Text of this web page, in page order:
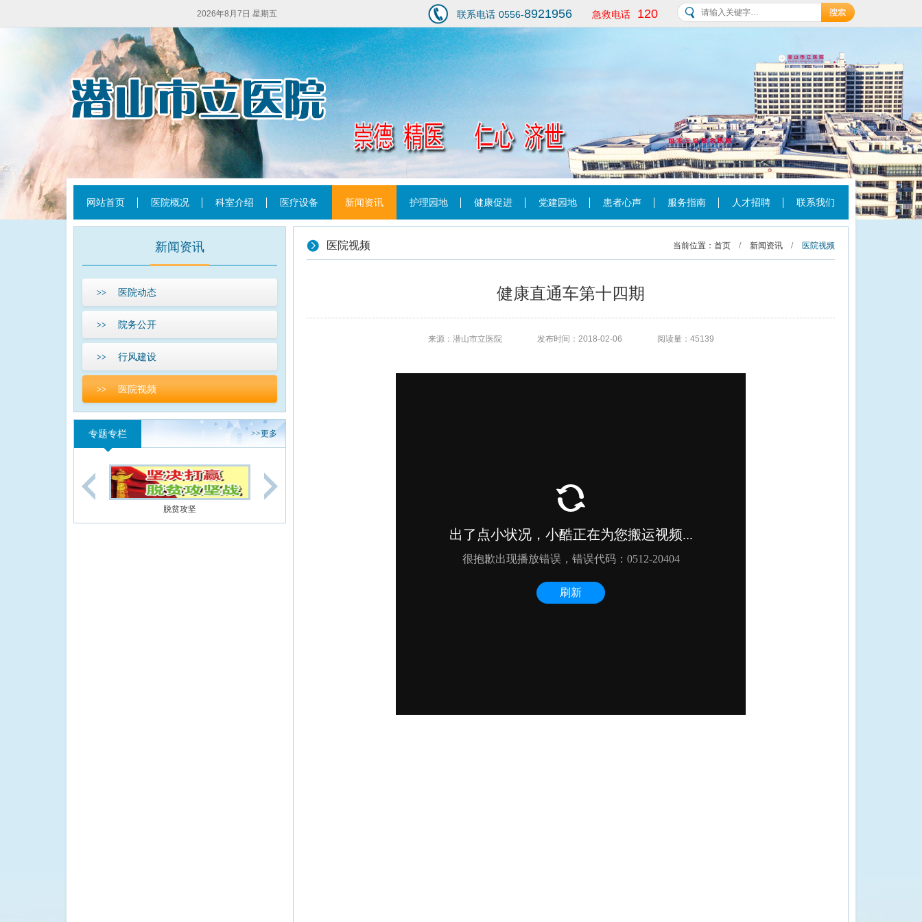
2026年8月7日 星期五 联系电话 0556-8921956 急救电话 120
网站首页 医院概况 科室介绍 医疗设备 新闻资讯 护理园地 健康促进 党建园地 患者心声 服务指南 人才招聘 联系我们
新闻资讯
>> 医院动态
>> 院务公开
>> 行风建设
>> 医院视频
专题专栏 >>更多
脱贫攻坚
医院视频 当前位置： 首页 / 新闻资讯 / 医院视频
健康直通车第十四期
来源：潜山市立医院 发布时间：2018-02-06 阅读量：45139